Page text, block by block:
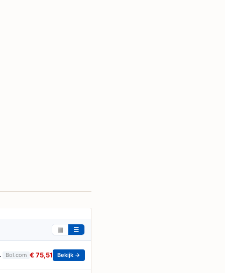
▦ ☰
Parfum - 100ml Bol.com € 75,51 Bekijk →